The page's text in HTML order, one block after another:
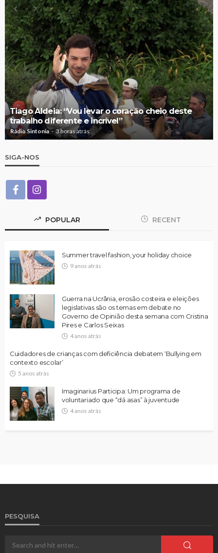
Tiago Aldeia: “Vou levar o coração cheio deste
trabalho diferente e incrível”
Rádio Sintonia 3 horas atrás
SIGA-NOS
POPULAR RECENT
Summer travel fashion, your holiday choice
9 anos atrás
Guerra na Ucrânia, erosão costeira e eleições
legislativas são os temas em debate no
Governo de Opinião desta semana com Cristina
Pires e Carlos Seixas
4 anos atrás
Cuidadores de crianças com deficiência debatem ‘Bullying em
contexto escolar’
5 anos atrás
Imaginarius Participa: Um programa de
voluntariado que “dá asas” à juventude
4 anos atrás
PESQUISA